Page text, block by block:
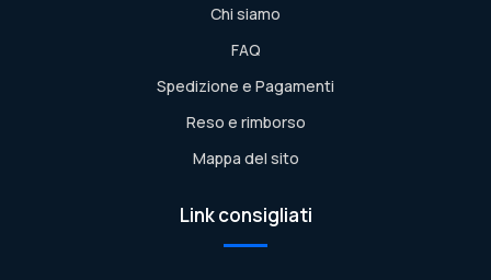
Chi siamo
FAQ
Spedizione e Pagamenti
Reso e rimborso
Mappa del sito
Link consigliati